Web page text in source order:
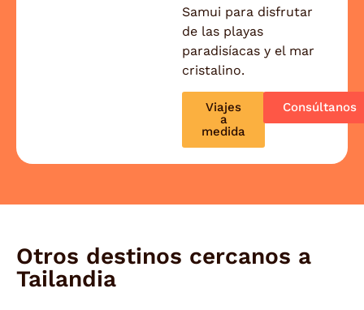
Samui para disfrutar
de las playas
paradisíacas y el mar
cristalino.
Viajes
a
medida
Consúltanos
Otros destinos cercanos a
Tailandia